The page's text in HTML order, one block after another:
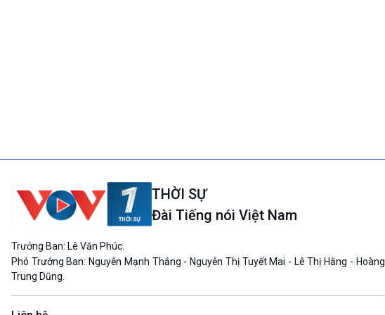
THỜI SỰ
Đài Tiếng nói Việt Nam
Trưởng Ban: Lê Văn Phúc.
Phó Trưởng Ban: Nguyễn Mạnh Thắng - Nguyễn Thị Tuyết Mai - Lê Thị Hằng - Hoàng
Trung Dũng.